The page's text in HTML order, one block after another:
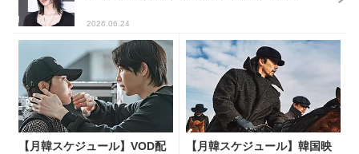
2026.06.24
【月韓スケジュール】VOD配 【月韓スケジュール】韓国映